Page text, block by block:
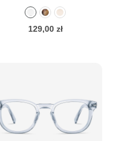
129,00 zł